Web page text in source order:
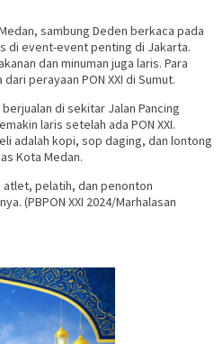
sambung Deden berkaca pada
di event-event penting di Jakarta.
dan minuman juga laris. Para
perayaan PON XXI di Sumut.
di sekitar Jalan Pancing
laris setelah ada PON XXI.
adalah kopi, sop daging, dan lontong
Kota Medan.
atlet, pelatih, dan penonton
(PBPON XXI 2024/Marhalasan